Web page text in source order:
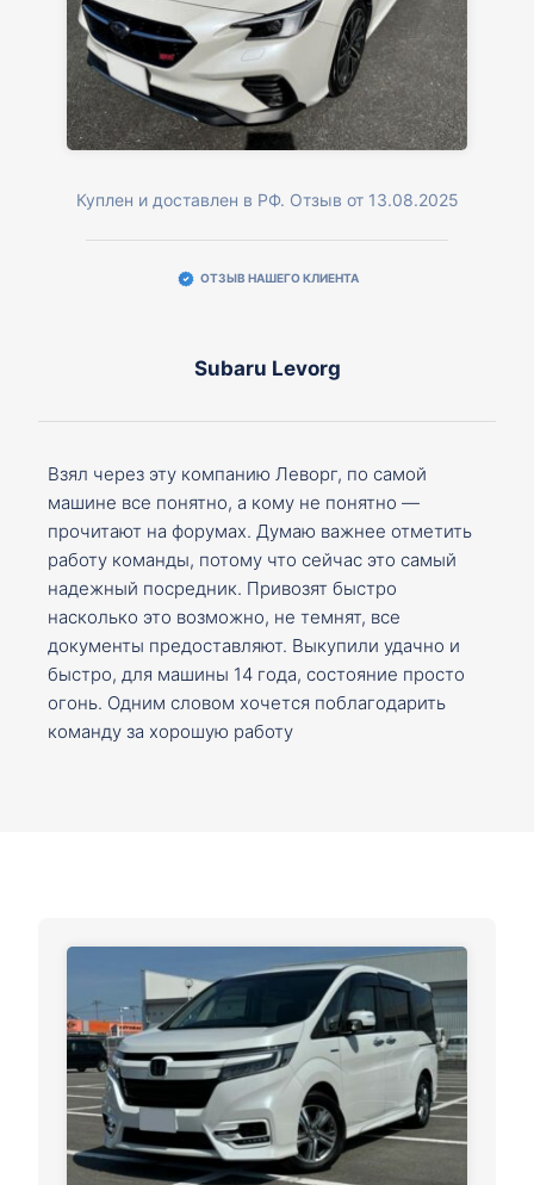
Куплен и доставлен в РФ. Отзыв от 13.08.2025
ОТЗЫВ НАШЕГО КЛИЕНТА
Subaru Levorg
Взял через эту компанию Леворг, по самой
машине все понятно, а кому не понятно —
прочитают на форумах. Думаю важнее отметить
работу команды, потому что сейчас это самый
надежный посредник. Привозят быстро
насколько это возможно, не темнят, все
документы предоставляют. Выкупили удачно и
быстро, для машины 14 года, состояние просто
огонь. Одним словом хочется поблагодарить
команду за хорошую работу